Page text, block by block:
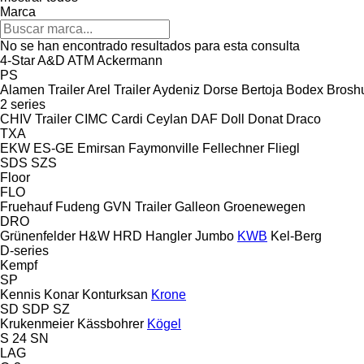
Marca
No se han encontrado resultados para esta consulta
4-StarA&D ATM Ackermann
PS
Alamen TrailerArel TrailerAydeniz Dorse Bertoja Bodex
2 series
CHIV Trailer CIMC Cardi Ceylan DAF Doll Donat Draco
TXA
EKW ES-GE Emirsan Faymonville Fellechner Fliegl
SDS SZS
Floor
FLO
Fruehauf Fudeng GVN Trailer Galleon Groenewegen
DRO
Grünenfelder H&W HRD Hangler Jumbo KWB Kel-Berg
D-series
Kempf
SP
Kennis Konar Konturksan Krone
SD SDP SZ
Krukenmeier Kässbohrer Kögel
S 24 SN
LAG